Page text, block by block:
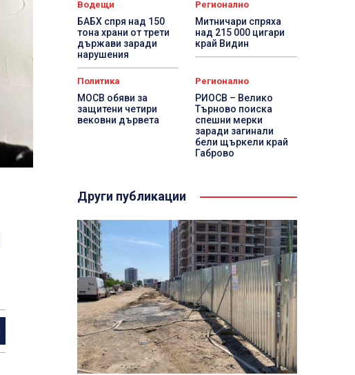
Водещи
БАБХ спря над 150
тона храни от трети
държави заради
нарушения
Регионално
Митничари спряха
над 215 000 цигари
край Видин
Политика
МОСВ обяви за
защитени четири
вековни дървета
Регионално
РИОСВ – Велико
Търново поиска
спешни мерки
заради загинали
бели щъркели край
Габрово
Други публикации